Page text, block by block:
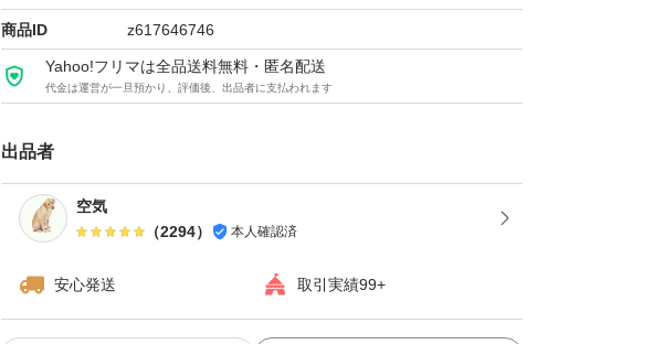
P箱で発送しております！
・段ボールご希望の際は購入後にメッセージでご連絡ください。
・配達日時のご希望がある方も購入後のメッセージでご連絡くだ
・日曜日、月曜日は発送をお休みさせて頂く場合がございます
が、ご了承下さい。
・ダンボールは破損しやすい為プラスチック箱を推奨します。※
す。
商品ID z617646746
Yahoo!フリマは全品送料無料・匿名配送
代金は運営が一旦預かり、評価後、出品者に支払われます
出品者
空気
（2294） 本人確認済
安心発送 取引実績99+